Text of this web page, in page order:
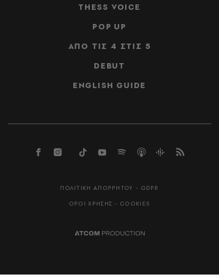
THESS VOICE
POP UP
ΑΠΟ ΤΙΣ 4 ΣΤΙΣ 5
DEBUT
ENGLISH GUIDE
ΠΟΛΙΤΙΚΗ ΑΠΟΡΡΗΤΟΥ - GDPR
ΟΡΟΙ ΧΡΗΣΗΣ - COOKIES